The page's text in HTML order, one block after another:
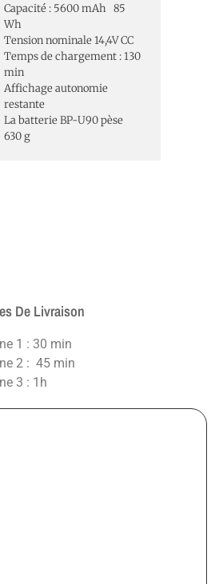
Capacité : 5600 mAh 85
Wh
Tension nominale 14,4V CC
Temps de chargement : 130
min
Affichage autonomie
restante
La batterie BP-U90 pèse
630 g
De Livraison
1 : 30 min
2 : 45 min
3 : 1h